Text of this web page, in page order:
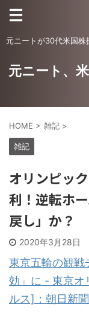
元ニートが30代米国
元ニート、
HOME > 雑記 >
雑記
オリンピッ
利！逆転ホ
戻し」か？
2020年3月28日
東京五輪の観戦
効」に - 東京オ
ルス]：朝日新